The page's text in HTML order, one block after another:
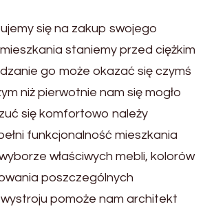
się na zakup swojego
staniemy przed ciężkim
go może okazać się czymś
niż pierwotnie nam się mogło
się komfortowo należy
funkcjonalność mieszkania
właściwych mebli, kolorów
poszczególnych
pomoże nam architekt